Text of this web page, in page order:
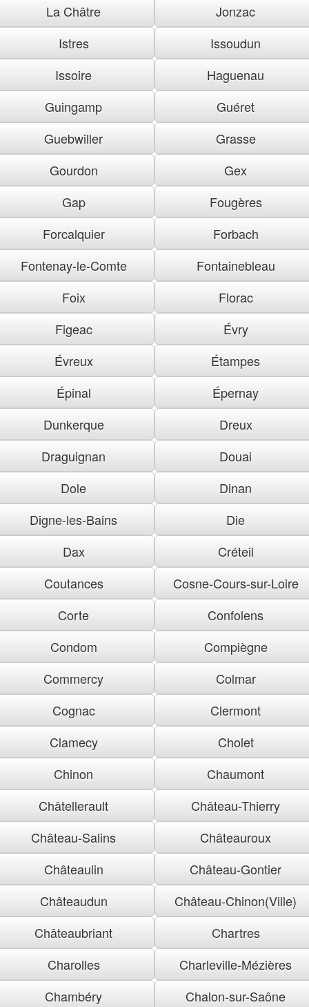
La Châtre
Jonzac
Istres
Issoudun
Issoire
Haguenau
Guingamp
Guéret
Guebwiller
Grasse
Gourdon
Gex
Gap
Fougères
Forcalquier
Forbach
Fontenay-le-Comte
Fontainebleau
Foix
Florac
Figeac
Évry
Évreux
Étampes
Épinal
Épernay
Dunkerque
Dreux
Draguignan
Douai
Dole
Dinan
Digne-les-Bains
Die
Dax
Créteil
Coutances
Cosne-Cours-sur-Loire
Corte
Confolens
Condom
Compiègne
Commercy
Colmar
Cognac
Clermont
Clamecy
Cholet
Chinon
Chaumont
Châtellerault
Château-Thierry
Château-Salins
Châteauroux
Châteaulin
Château-Gontier
Châteaudun
Château-Chinon(Ville)
Châteaubriant
Chartres
Charolles
Charleville-Mézières
Chambéry
Chalon-sur-Saône